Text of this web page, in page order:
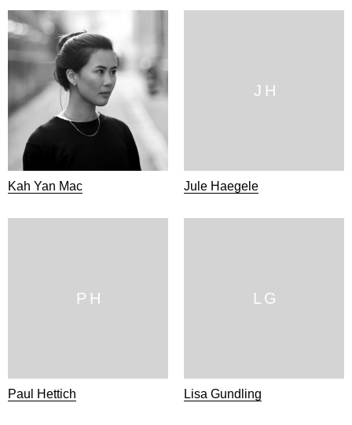
Kah Yan Mac
J H
Jule Haegele
P H
Paul Hettich
L G
Lisa Gundling